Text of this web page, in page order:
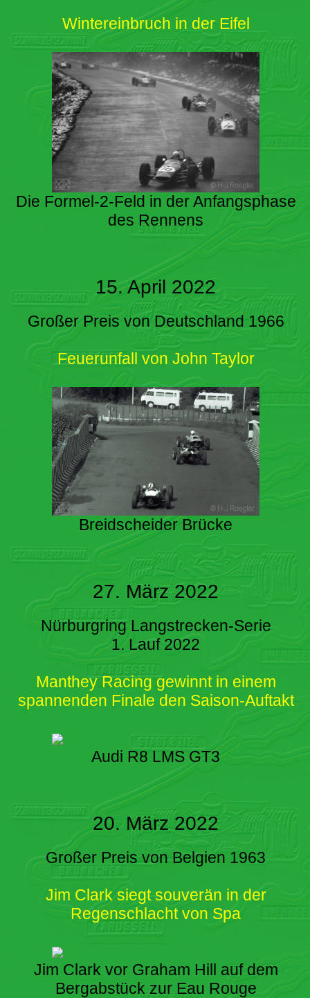
Wintereinbruch in der Eifel
Die Formel-2-Feld in der Anfangsphase
des Rennens
15. April 2022
Großer Preis von Deutschland 1966
Feuerunfall von John Taylor
Breidscheider Brücke
27. März 2022
Nürburgring Langstrecken-Serie
1. Lauf 2022
Manthey Racing gewinnt in einem
spannenden Finale den Saison-Auftakt
Audi R8 LMS GT3
20. März 2022
Großer Preis von Belgien 1963
Jim Clark siegt souverän in der
Regenschlacht von Spa
Jim Clark vor Graham Hill auf dem
Bergabstück zur Eau Rouge